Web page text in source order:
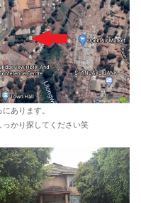
あります。
っかり探してください笑